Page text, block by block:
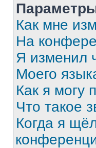
Как мне
На
Я изменил
Моего
Как я могу
Что такое
Когда я